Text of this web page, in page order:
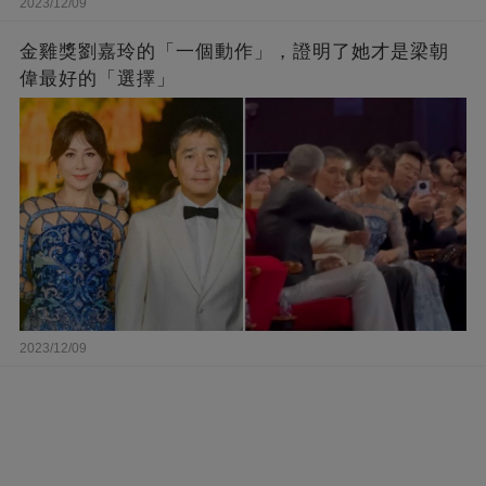
2023/12/09
金雞獎劉嘉玲的「一個動作」，證明了她才是梁朝
偉最好的「選擇」
2023/12/09